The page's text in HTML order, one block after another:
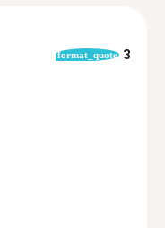
format_quote 3